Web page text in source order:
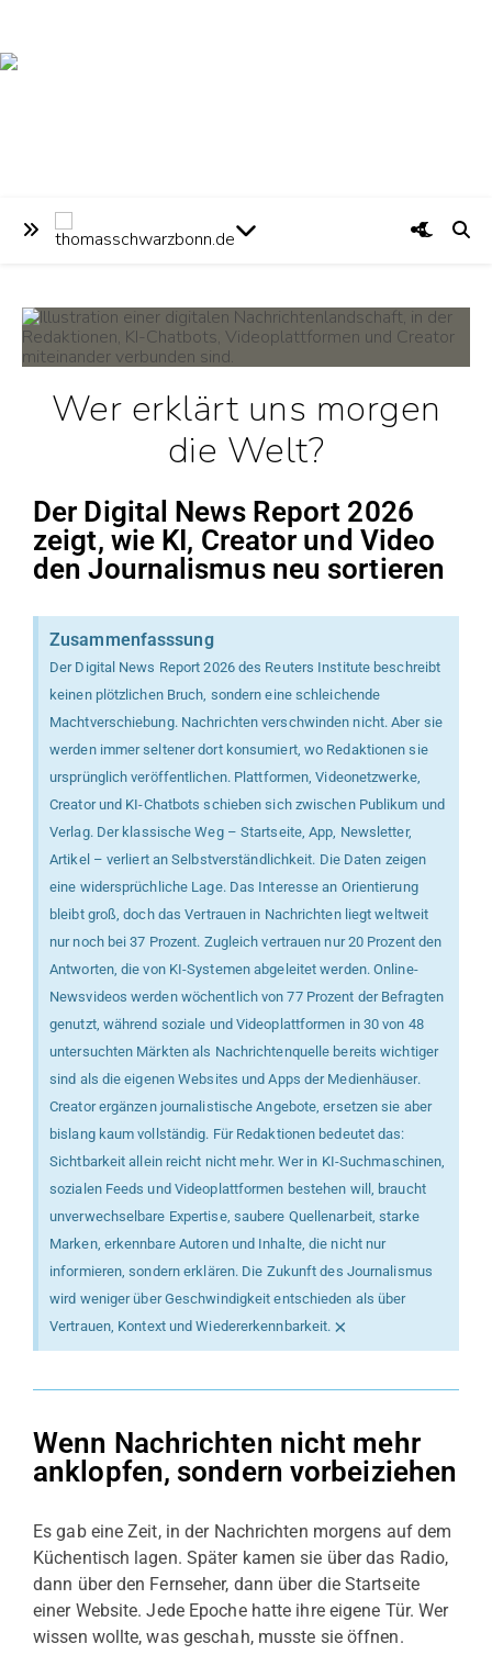
Wer erklärt uns morgen
die Welt?
Der Digital News Report 2026
zeigt, wie KI, Creator und Video
den Journalismus neu sortieren
Zusammenfasssung
Der Digital News Report 2026 des Reuters Institute beschreibt
keinen plötzlichen Bruch, sondern eine schleichende
Machtverschiebung. Nachrichten verschwinden nicht. Aber sie
werden immer seltener dort konsumiert, wo Redaktionen sie
ursprünglich veröffentlichen. Plattformen, Videonetzwerke,
Creator und KI-Chatbots schieben sich zwischen Publikum und
Verlag. Der klassische Weg – Startseite, App, Newsletter,
Artikel – verliert an Selbstverständlichkeit. Die Daten zeigen
eine widersprüchliche Lage. Das Interesse an Orientierung
bleibt groß, doch das Vertrauen in Nachrichten liegt weltweit
nur noch bei 37 Prozent. Zugleich vertrauen nur 20 Prozent den
Antworten, die von KI-Systemen abgeleitet werden. Online-
Newsvideos werden wöchentlich von 77 Prozent der Befragten
genutzt, während soziale und Videoplattformen in 30 von 48
untersuchten Märkten als Nachrichtenquelle bereits wichtiger
sind als die eigenen Websites und Apps der Medienhäuser.
Creator ergänzen journalistische Angebote, ersetzen sie aber
bislang kaum vollständig. Für Redaktionen bedeutet das:
Sichtbarkeit allein reicht nicht mehr. Wer in KI-Suchmaschinen,
sozialen Feeds und Videoplattformen bestehen will, braucht
unverwechselbare Expertise, saubere Quellenarbeit, starke
Marken, erkennbare Autoren und Inhalte, die nicht nur
informieren, sondern erklären. Die Zukunft des Journalismus
wird weniger über Geschwindigkeit entschieden als über
Vertrauen, Kontext und Wiedererkennbarkeit. ×
Wenn Nachrichten nicht mehr
anklopfen, sondern vorbeiziehen
Es gab eine Zeit, in der Nachrichten morgens auf dem
Küchentisch lagen. Später kamen sie über das Radio,
dann über den Fernseher, dann über die Startseite
einer Website. Jede Epoche hatte ihre eigene Tür. Wer
wissen wollte, was geschah, musste sie öffnen.